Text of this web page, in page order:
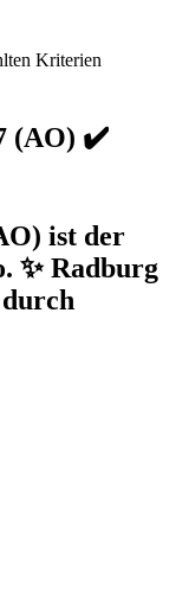
Kriterien
(AO) ✔️
ist der
✨ Radburg